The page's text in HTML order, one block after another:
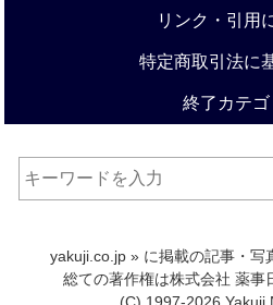
リンク・引用
特定商取引法に
終了カテゴ
yakuji.co.jp » に掲載の記事・写
総ての著作権は株式会社 薬事